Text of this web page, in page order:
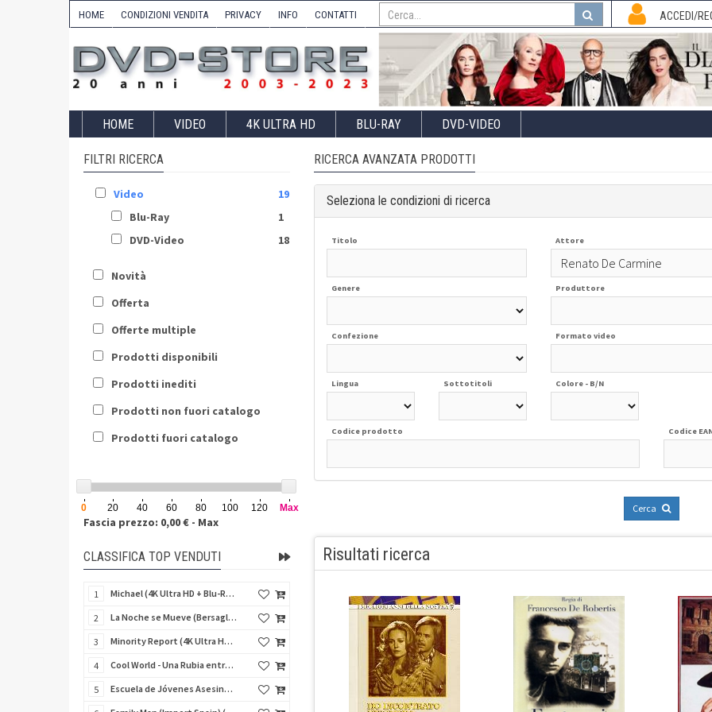
HOME CONDIZIONI VENDITA PRIVACY INFO CONTATTI ACCEDI/
HOME VIDEO 4K ULTRA HD BLU-RAY DVD-VIDEO
RICERCA AVANZATA PRODOTTI
Seleziona le condizioni di ricerca
Titolo Attore
Genere Produttore
Confezione Formato video
Lingua Sottotitoli Colore - B/N
Codice prodotto Codice
Cerca
Risultati ricerca
FILTRI RICERCA
Video
19
Blu-Ray
1
DVD-Video
18
Novità
Offerta
Offerte multiple
Prodotti disponibili
Prodotti inediti
Prodotti non fuori catalogo
Prodotti fuori catalogo
0 20 40 60 80 100 120 Max
Fascia prezzo: 0,00 € - Max
CLASSIFICA TOP VENDUTI
1 Michael (4K Ultra HD + Blu-Ray Disc - SteelBook)
2 La Noche se Mueve (Bersaglio di notte) (Import Spain) (Blu-Ray Disc)
3 Minority Report (4K Ultra HD + Blu-Ray Disc - SteelBook)
4 Cool World - Una Rubia entre Dos Mundos (Fuga dal mondo dei sogni) (Import Spain) (Blu-Ray Disc)
5 Escuela de Jóvenes Asesinos (Schegge di follia) (Import Spain) (Blu-Ray Disc)